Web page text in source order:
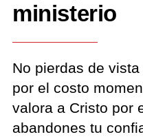
ministerio
No pierdas de
por el costo
valora a Cristo por
abandones tu